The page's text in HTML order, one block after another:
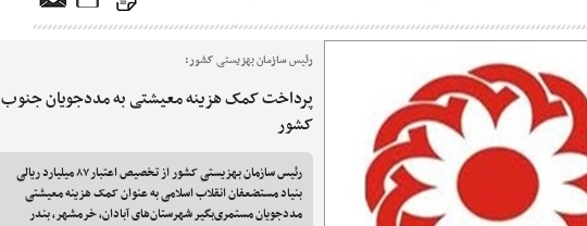
بریل در جهان
رئیس سازمان بهزیستی کشور:
پرداخت کمک هزینه معیشتی به مددجویان جنوب
کشور
رئیس سازمان بهزیستی کشور از تخصیص اعتبار ۸۷ میلیارد ریالی
بنیاد مستضعفان انقلاب اسلامی به عنوان کمک هزینه معیشتی
مددجویان مستمری‌بگیر شهرستان‌های آبادان، خرمشهر، بندر